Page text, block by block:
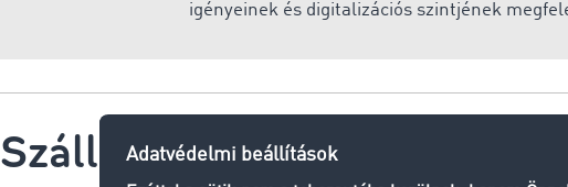
igényeinek és digitalizációs szintjének
Szállítmányozás